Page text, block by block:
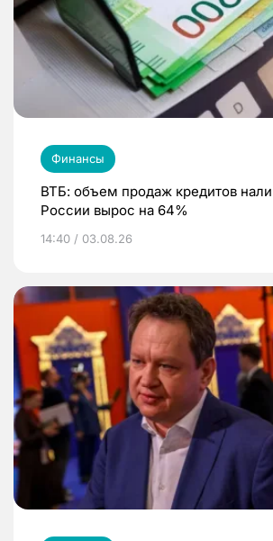
Финансы
ВТБ: объем продаж кредитов
России вырос на 64%
14:40 / 03.08.26